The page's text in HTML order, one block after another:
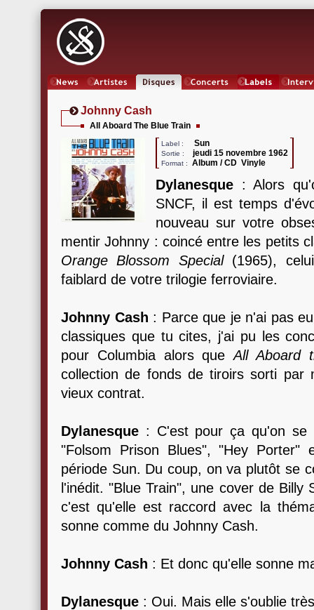
Johnny Cash
All Aboard The Blue Train
Label : Sun
Sortie : jeudi 15 novembre 1962
Format : Album / CD Vinyle
Dylanesque : Alors
SNCF, il est temps
nouveau sur votre
mentir Johnny : coincé entre les petits
Orange Blossom Special(1965),
faiblard de votre trilogie ferroviaire.
Johnny Cash : Parce que je n'ai pas
classiques que tu cites, j'ai pu les
pour Columbia alors queAll Aboard
collection de fonds de tiroirs sorti par
vieux contrat.
Dylanesque : C'est pour ça qu'on se
"Folsom Prison Blues", "Hey Porter"
période Sun. Du coup, on va plutôt se
l'inédit. "Blue Train", une cover de
c'est qu'elle est raccord avec la
sonne comme du Johnny Cash.
Johnny Cash : Et donc qu'elle sonne
Dylanesque : Oui. Mais elle s'oublie